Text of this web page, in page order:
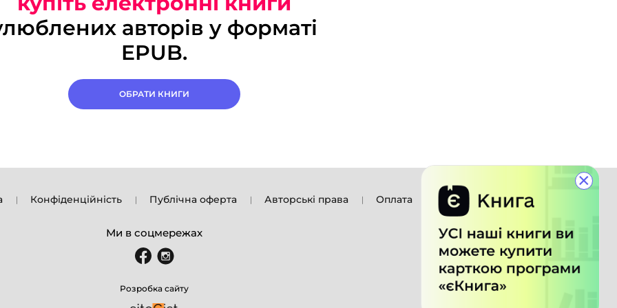
×
авторів у форматі
EPUB.
ОБРАТИ КНИГИ
Конфіденційність Публічна оферта Авторські права Оплата
Ми в соцмережах
Розробка сайту